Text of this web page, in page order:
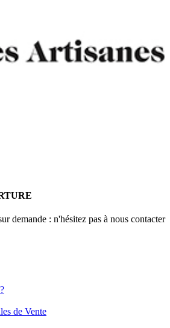
demande : n'hésitez pas à nous contacter
de Vente